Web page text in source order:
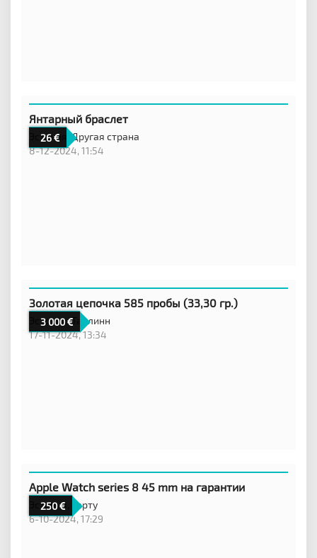
26
Янтарный браслет
Эстония,Другая страна
8-12-2024, 11:54
3 000
Золотая цепочка 585 пробы (33,30 гр.)
Эстония,Таллинн
17-11-2024, 13:34
250
Apple Watch series 8 45 mm на гарантии
Эстония,
Тарту
6-10-2024, 17:29